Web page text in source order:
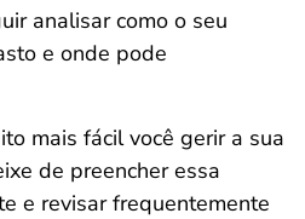
analisar como o seu
e onde pode
mais fácil você gerir a sua
de preencher essa
e revisar frequentemente